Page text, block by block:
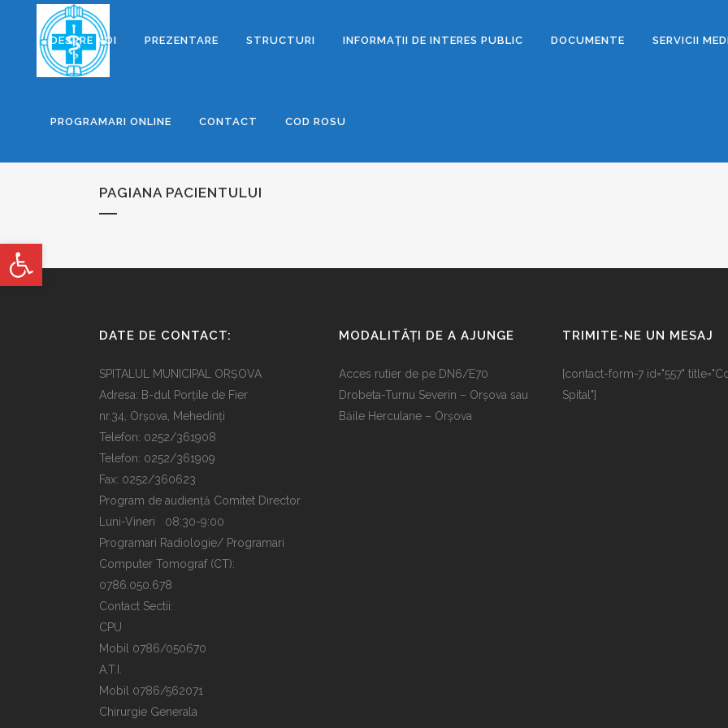
Deschide bara de unelte
DESPRE NOI PREZENTARE STRUCTURI INFORMAȚII DE INTERES PUBLIC DOCUMENTE SERVICII
PROGRAMARI ONLINE CONTACT COD ROSU
PAGIANA PACIENTULUI
DATE DE CONTACT:
SPITALUL MUNICIPAL ORȘOVA
Adresa: B-dul Porțile de Fier
nr.34, Orșova, Mehedinți
Telefon: 0252/361908
Telefon: 0252/361909
Fax: 0252/360623
Program de audiență Comitet Director
Luni-Vineri 08:30-9:00
Programari Radiologie/ Programari
Computer Tomograf (CT):
0786.050.678
Contact Sectii:
CPU
Mobil 0786/050670
A.T.I.
Mobil 0786/562071
Chirurgie Generala
MODALITĂȚI DE A AJUNGE
Acces rutier de pe DN6/E70
Drobeta-Turnu Severin – Orșova sau
Băile Herculane – Orșova
TRIMITE-NE UN MESAJ
[contact-form-7 id="557"
Spital"]